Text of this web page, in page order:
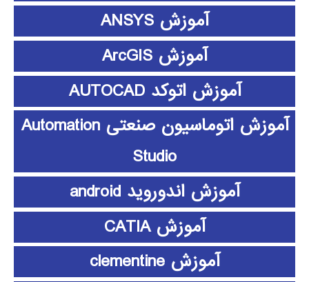
آموزش ANSYS
آموزش ArcGIS
آموزش اتوکد AUTOCAD
آموزش اتوماسیون صنعتی Automation
Studio
آموزش اندوروید android
آموزش CATIA
آموزش clementine